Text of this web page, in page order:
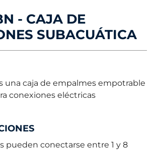
- CAJA DE
SUBACUÁTICA
una caja de empalmes empotrable
conexiones eléctricas
pueden conectarse entre 1 y 8